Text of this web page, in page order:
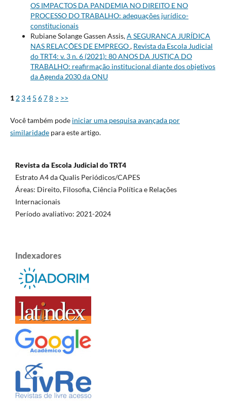
OS IMPACTOS DA PANDEMIA NO DIREITO E NO
PROCESSO DO TRABALHO: adequações jurídico-
constitucionais
Rubiane Solange Gassen Assis,A SEGURANÇA JURÍDICA
NAS RELAÇÕES DE EMPREGO, Revista da Escola Judicial
do TRT4: v. 3 n. 6 (2021): 80 ANOS DA JUSTIÇA DO
TRABALHO: reafirmação institucional diante dos objetivos
da Agenda 2030 da ONU
1 2 34 5 678 > >>
Você também pode iniciar uma pesquisa avançada por
similaridadepara este artigo.
Revista da Escola Judicial do TRT4
Estrato A4 da Qualis Periódicos/CAPES
Áreas: Direito, Filosofia, Ciência Política e Relações
Internacionais
Período avaliativo: 2021-2024
Indexadores